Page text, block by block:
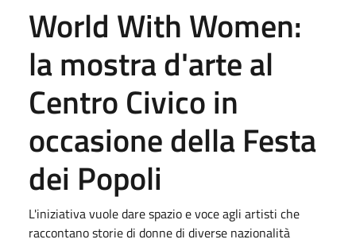
World With Women:
la mostra d'arte al
Centro Civico in
occasione della Festa
dei Popoli
L'iniziativa vuole dare spazio e voce agli artisti che
raccontano storie di donne di diverse nazionalità